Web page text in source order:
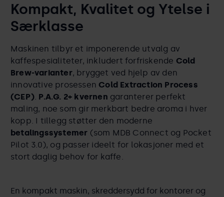
Kompakt, Kvalitet og Ytelse i
Særklasse
Maskinen tilbyr et imponerende utvalg av
kaffespesialiteter, inkludert forfriskende Cold
Brew-varianter, brygget ved hjelp av den
innovative prosessen Cold Extraction Process
(CEP) P.A.G. 2+ kvernen garanterer perfekt
maling, noe som gir merkbart bedre aroma i hver
kopp. I tillegg støtter den moderne
betalingssystemer (som MDB Connect og Pocket
Pilot 3.0), og passer ideelt for lokasjoner med et
stort daglig behov for kaffe.
En kompakt maskin, skreddersydd for kontorer og